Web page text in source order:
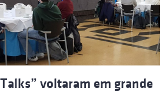
voltaram em grande